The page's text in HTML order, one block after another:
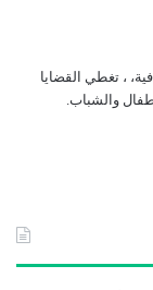
، تغطي القضايا
والشباب.